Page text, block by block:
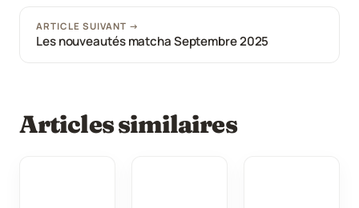
ARTICLE SUIVANT →
Les nouveautés matcha Septembre 2025
Articles similaires